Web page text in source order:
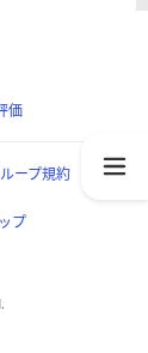
価
ープ規約
プ